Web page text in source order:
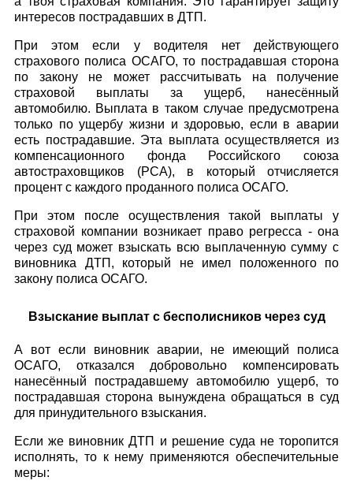
интересов пострадавших в ДТП.
При этом если у водителя нет действующего
страхового полиса ОСАГО, то пострадавшая сторона
по закону не может рассчитывать на получение
страховой выплаты за ущерб, нанесённый
автомобилю. Выплата в таком случае предусмотрена
только по ущербу жизни и здоровью, если в аварии
есть пострадавшие. Эта выплата осуществляется из
компенсационного фонда Российского союза
автостраховщиков (РСА), в который отчисляется
процент с каждого проданного полиса ОСАГО.
При этом после осуществления такой выплаты у
страховой компании возникает право регресса - она
через суд может взыскать всю выплаченную сумму с
виновника ДТП, который не имел положенного по
закону полиса ОСАГО.
Взыскание выплат с бесполисников через суд
А вот если виновник аварии, не имеющий полиса
ОСАГО, отказался добровольно компенсировать
нанесённый пострадавшему автомобилю ущерб, то
пострадавшая сторона вынуждена обращаться в суд
для принудительного взыскания.
Если же виновник ДТП и решение суда не торопится
исполнять, то к нему применяются обеспечительные
меры: